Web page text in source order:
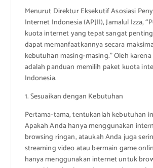
Menurut Direktur Eksekutif Asosiasi
Internet Indonesia (APJII), Jamalul Izza,
kuota internet yang tepat sangat
dapat memanfaatkannya secara
kebutuhan masing-masing.” Oleh
adalah panduan memilih paket kuota
Indonesia.
1. Sesuaikan dengan Kebutuhan
Pertama-tama, tentukanlah kebutuhan
Apakah Anda hanya menggunakan
browsing ringan, ataukah Anda juga
streaming video atau bermain game
hanya menggunakan internet untuk